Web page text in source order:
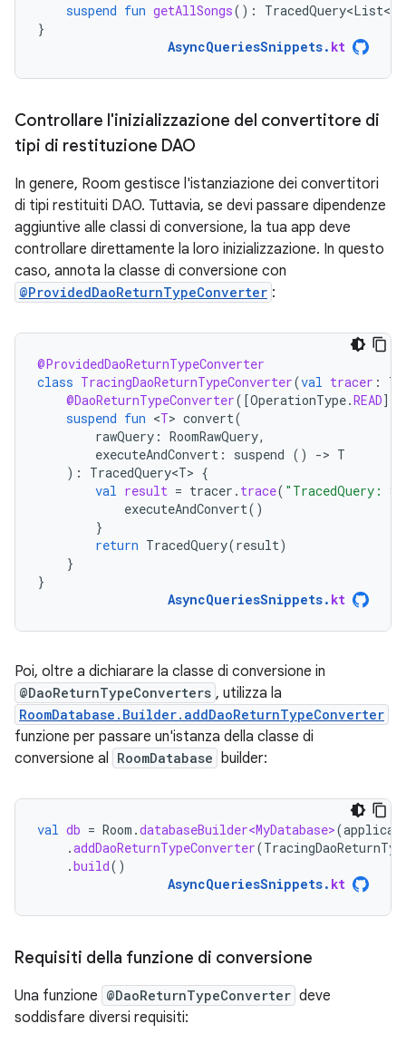
suspend fun getAllSongs():
}
AsyncQueriesSnippets. kt
Controllare l'inizializzazione del convertitore di
tipi di restituzione DAO
In genere, Room gestisce l'istanziazione dei convertitori
di tipi restituiti DAO. Tuttavia, se devi passare dipendenze
aggiuntive alle classi di conversione, la tua app deve
controllare direttamente la loro inizializzazione. In questo
caso, annota la classe di conversione con
@ProvidedDaoReturnTypeConverter :
@ProvidedDaoReturnTypeConverter
class TracingDaoReturnTypeConverter(val tracer :
@DaoReturnTypeConverter( [OperationType.READ]
suspend fun <T> convert(
rawQuery : RoomRawQuery,
executeAndConvert : suspend () -> T
):
TracedQuery<T> {
val result = tracer . trace( "TracedQuery: ${
executeAndConvert()
}
return TracedQuery(result)
}
}
AsyncQueriesSnippets. kt
Poi, oltre a dichiarare la classe di conversione in
@DaoReturnTypeConverters , utilizza la
RoomDatabase.Builder.addDaoReturnTypeConverter
funzione per passare un'istanza della classe di
conversione al RoomDatabase builder:
val db = Room .databaseBuilder<MyDatabase>(
.addDaoReturnTypeConverter(
.build()
AsyncQueriesSnippets. kt
Requisiti della funzione di conversione
Una funzione @DaoReturnTypeConverter deve
soddisfare diversi requisiti: